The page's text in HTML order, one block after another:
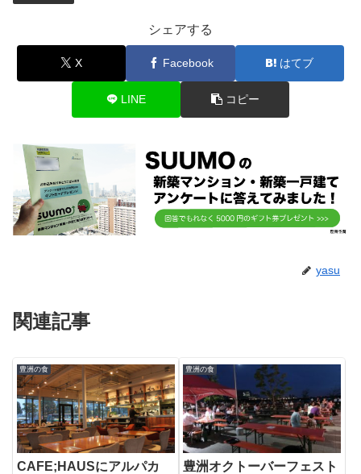
シェアする
X Facebook はてブ
LINE コピー
yasu
関連記事
豊洲の食
CAFE;HAUSにアルパカ
豊洲の食
豊洲オクトーバーフェスト